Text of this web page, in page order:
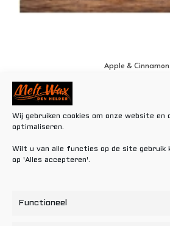
Wij gebruiken cookies om onze website en
optimaliseren.
Wilt u van alle functies op de site gebruik
op 'Alles accepteren'.
Functioneel
Apple & Cinnamon